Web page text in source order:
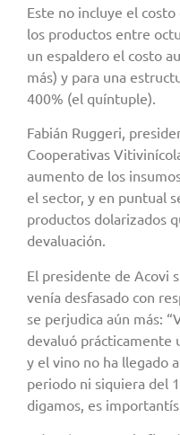
Este no incluye el
los productos entre
un espaldero el costo
más) y para una
400% (el quíntuple).
Fabián Ruggeri,
Cooperativas
aumento de los
el sector, y en puntual
productos dolarizados
devaluación.
El presidente de Acovi
venía desfasado con
se perjudica aún más:
devaluó prácticamente
y el vino no ha llegado
periodo ni siquiera del
digamos, es